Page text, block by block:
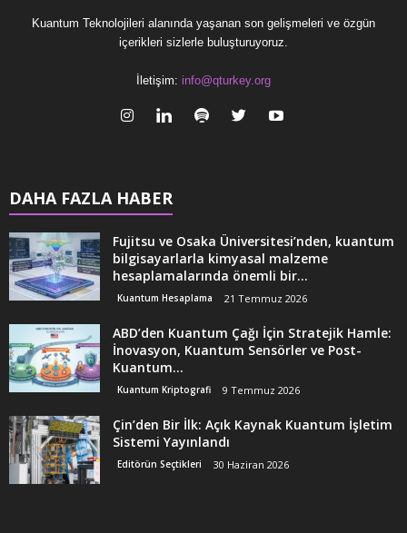
Kuantum Teknolojileri alanında yaşanan son gelişmeleri ve özgün
içerikleri sizlerle buluşturuyoruz.
İletişim: info@qturkey.org
DAHA FAZLA HABER
Fujitsu ve Osaka Üniversitesi’nden, kuantum
bilgisayarlarla kimyasal malzeme
hesaplamalarında önemli bir...
Kuantum Hesaplama 21 Temmuz 2026
ABD’den Kuantum Çağı İçin Stratejik Hamle:
İnovasyon, Kuantum Sensörler ve Post-
Kuantum...
Kuantum Kriptografi 9 Temmuz 2026
Çin’den Bir İlk: Açık Kaynak Kuantum İşletim
Sistemi Yayınlandı
Editörün Seçtikleri 30 Haziran 2026